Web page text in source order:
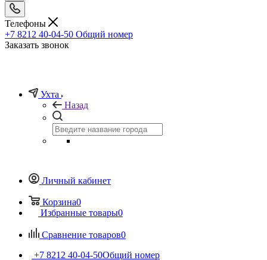
Телефоны
+7 8212 40-04-50 Общий номер
Заказать звонок
Ухта
Назад
Личный кабинет
Корзина0
Избранные товары0
Сравнение товаров0
+7 8212 40-04-50Общий номер